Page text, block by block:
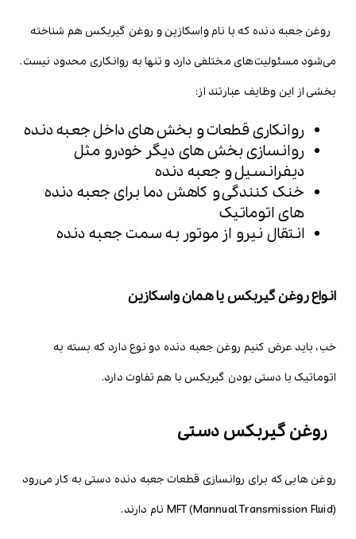
روغن جعبه دنده که با نام واسکازین و روغن گیربکس هم شناخته
می‌شود مسئولیت‌های مختلفی دارد و تنها به روانکاری محدود نیست.
بخشی از این وظایف عبارتند از:
روانکاری قطعات و بخش های داخل جعبه دنده
روانسازی بخش های دیگر خودرو مثل
دیفرانسیل و جعبه دنده
خنک کنندگی و کاهش دما برای جعبه دنده
های اتوماتیک
انتقال نیرو از موتور به سمت جعبه دنده
انواع روغن گیربکس یا همان واسکازین
خب، باید عرض کنیم روغن جعبه دنده دو نوع دارد که بسته به
اتوماتیک یا دستی بودن گیربکس با هم تفاوت دارد.
روغن گیربکس دستی
روغن هایی که برای روانسازی قطعات جعبه دنده دستی به کار می‌رود
MFT (Mannual Transmission Fluid) نام دارند.